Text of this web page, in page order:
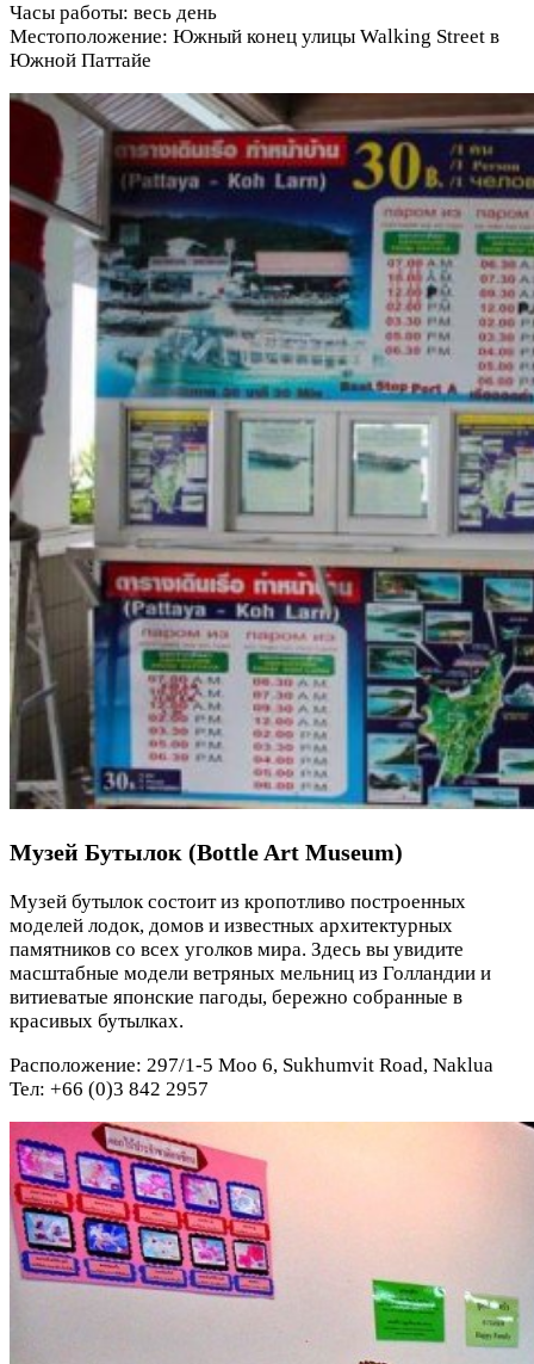
Часы работы: весь день
Местоположение: Южный конец улицы Walking Street в
Южной Паттайе
Музей Бутылок (Bottle Art Museum)
Музей бутылок состоит из кропотливо построенных
моделей лодок, домов и известных архитектурных
памятников со всех уголков мира. Здесь вы увидите
масштабные модели ветряных мельниц из Голландии и
витиеватые японские пагоды, бережно собранные в
красивых бутылках.
Расположение: 297/1-5 Moo 6, Sukhumvit Road, Naklua
Тел: +66 (0)3 842 2957